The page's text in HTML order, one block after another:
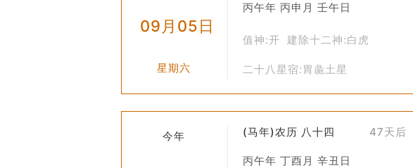
09月05日
星期六
丙午年 丙申月 壬午日
值神:开 建除十二神:白虎
二十八星宿:胃彘土星
今年 (马年)农历 八十四 47天后
丙午年 丁酉月 辛丑日